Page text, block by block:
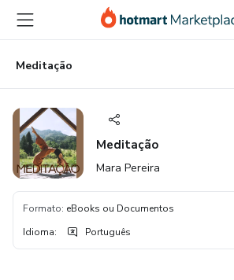
para
conteúdo
principal
para
pagamento
para
rodapé
Meditação
Meditação
Mara Pereira
Formato: eBooks ou Documentos
Idioma: Português